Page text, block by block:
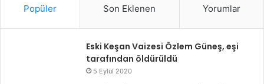
Popüler Son Eklenen Yorumlar
Eski Keşan Vaizesi Özlem Güneş, eşi
tarafından öldürüldü
5 Eylül 2020